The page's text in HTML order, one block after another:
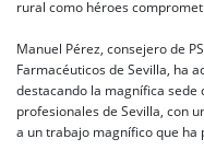
rural como héroes
Manuel Pérez, consejero de
Farmacéuticos de Sevilla, ha
destacando la magnífica sede
profesionales de Sevilla, con
a un trabajo magnífico que